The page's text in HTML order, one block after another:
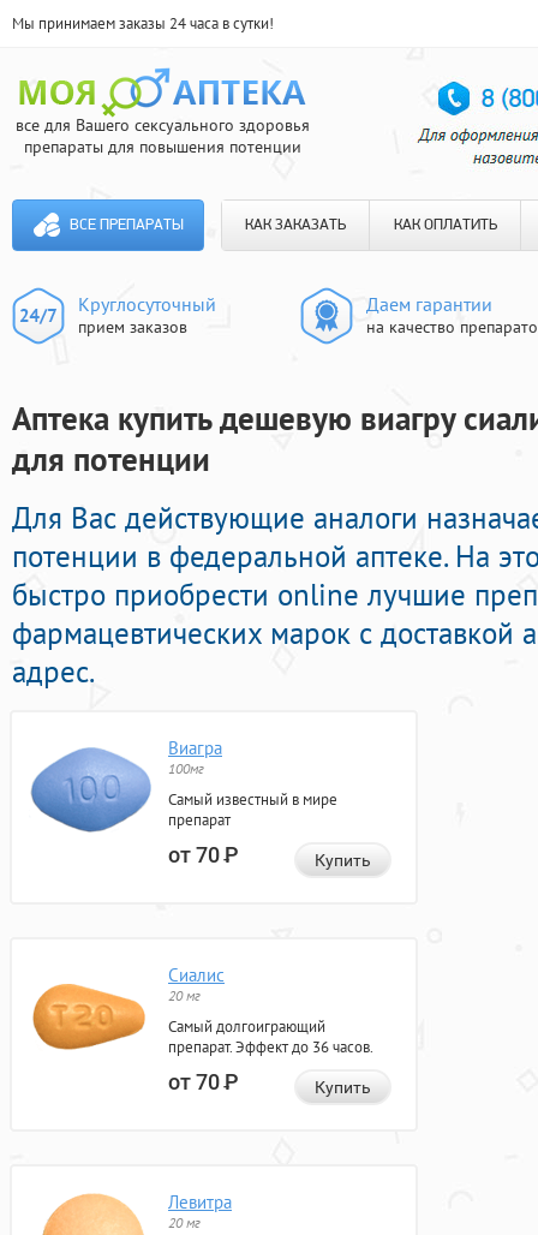
Мы принимаем заказы 24 часа в сутки!
все для Вашего сексуального здоровья
препараты для повышения потенции
ВСЕ ПРЕПАРАТЫ КАК ЗАКАЗАТЬ КАК ОПЛАТИТЬ
Круглосуточный
прием заказов
Даем гарантии
на качество
Аптека купить дешевую виагру
для потенции
Для Вас действующие аналоги
потенции в федеральной аптеке. На
быстро приобрести online лучшие
фармацевтических марок с доставкой
адрес.
Виагра
100мг
Самый известный в мире
препарат
от 70Р Купить
Сиалис
20 мг
Самый долгоиграющий
препарат. Эффект до 36 часов.
от 70Р Купить
Левитра
20 мг